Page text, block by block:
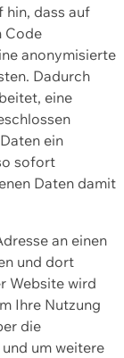
hin, dass auf
Code
anonymisierte
Dadurch
eine
ein
sofort
Daten damit
an einen
und dort
Website wird
Ihre Nutzung
die
um weitere